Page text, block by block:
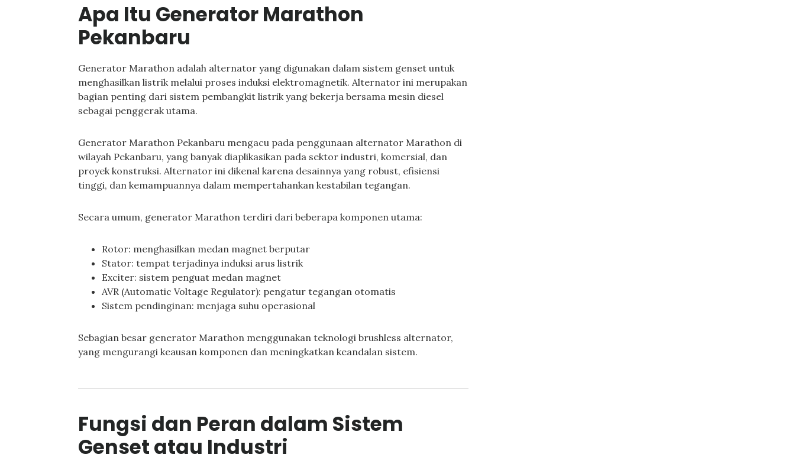
Apa Itu Generator Marathon
Pekanbaru
Generator Marathon adalah alternator yang digunakan dalam sistem genset untuk
menghasilkan listrik melalui proses induksi elektromagnetik. Alternator ini merupakan
bagian penting dari sistem pembangkit listrik yang bekerja bersama mesin diesel
sebagai penggerak utama.
Generator Marathon Pekanbaru mengacu pada penggunaan alternator Marathon di
wilayah Pekanbaru, yang banyak diaplikasikan pada sektor industri, komersial, dan
proyek konstruksi. Alternator ini dikenal karena desainnya yang robust, efisiensi
tinggi, dan kemampuannya dalam mempertahankan kestabilan tegangan.
Secara umum, generator Marathon terdiri dari beberapa komponen utama:
Rotor: menghasilkan medan magnet berputar
Stator: tempat terjadinya induksi arus listrik
Exciter: sistem penguat medan magnet
AVR (Automatic Voltage Regulator): pengatur tegangan otomatis
Sistem pendinginan: menjaga suhu operasional
Sebagian besar generator Marathon menggunakan teknologi brushless alternator,
yang mengurangi keausan komponen dan meningkatkan keandalan sistem.
Fungsi dan Peran dalam Sistem
Genset atau Industri